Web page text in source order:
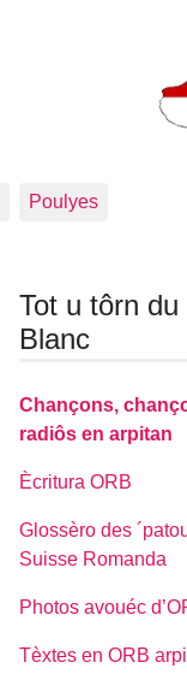
Poulyes
Tot u tôrn du
Blanc
Chançons,
radiôs en arpitan
Ècritura ORB
Glossèro des
Suisse Romanda
Photos avouéc
Tèxtes en ORB